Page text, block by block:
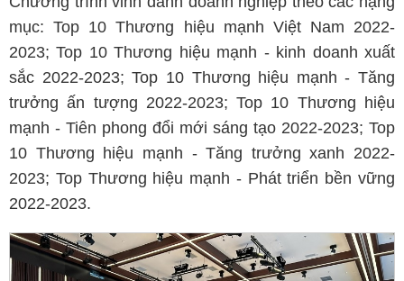
mục: Top 10 Thương hiệu mạnh Việt Nam 2022-
2023; Top 10 Thương hiệu mạnh - kinh doanh xuất
sắc 2022-2023; Top 10 Thương hiệu mạnh - Tăng
trưởng ấn tượng 2022-2023; Top 10 Thương hiệu
mạnh - Tiên phong đổi mới sáng tạo 2022-2023; Top
10 Thương hiệu mạnh - Tăng trưởng xanh 2022-
2023; Top Thương hiệu mạnh - Phát triển bền vững
2022-2023.